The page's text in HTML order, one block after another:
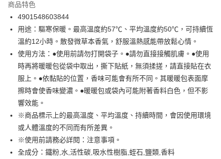
合作金庫商業銀行
華南商業銀行
上海商業儲蓄銀行
台北富邦商業銀行
國泰世華商業銀行
兆豐國際商業銀行
臺灣中小企業銀行
台中商業銀行
匯豐（台灣）商業銀行
華泰商業銀行
聯邦商業銀行
遠東國際商業銀行
元大商業銀行
永豐商業銀行
玉山商業銀行
星展（台灣）商業銀行
台新國際商業銀行
台灣樂天信用卡公司
LINE Pay
Apple Pay
街口支付
Google Pay
大哥付你分期
相關說明
商品特色
4901548603844
用途：驅寒保暖。最高溫度約57℃、平均溫度約50℃，可持續恆
溫約12小時。散發微草本香氣，舒服溫熱感能帶放鬆心情。
使用方法：●使用前請勿打開袋子。●請勿直接接觸肌膚。●使用
時再將暖暖包從袋中取出，撕下貼紙，無須揉搓，請直接貼在衣
服上。●依黏貼的位置，香味可能會有所不同。其暖暖包表面摩
擦時會使香味變濃。●暖暖包或袋內可能附著香料白色，但不影
響效能。
※商品標示上的最高溫度、平均溫度、持續時間，會因使用環境
或人體溫度的不同而有所差異。
※使用前請務必詳閱：注意事項。
全成分：鐵粉,水,活性碳,吸水性樹脂,蛭石,鹽類,香料